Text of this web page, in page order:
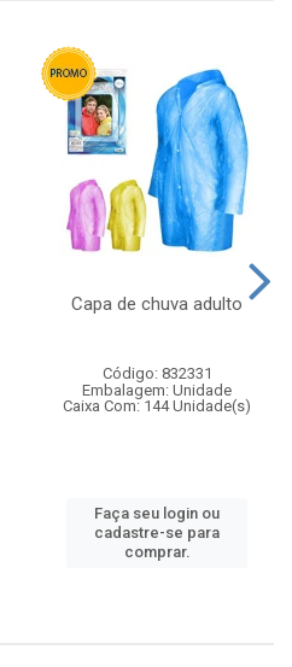
Capa de chuva adulto
Código: 832331
Embalagem: Unidade
Caixa Com: 144 Unidade(s)
Faça seu login ou
cadastre-se para
comprar.